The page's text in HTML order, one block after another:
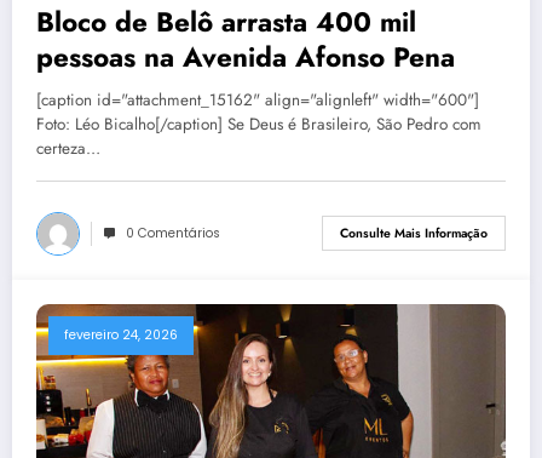
Bloco de Belô arrasta 400 mil
pessoas na Avenida Afonso Pena
[caption id="attachment_15162" align="alignleft" width="600"]
Foto: Léo Bicalho[/caption] Se Deus é Brasileiro, São Pedro com
certeza…
0 Comentários Consulte Mais Informação
fevereiro 24, 2026